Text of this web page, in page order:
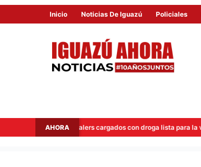
Inicio Noticias De Iguazú Policiales
AHORA
a dos dealers cargados con droga lista para la venta